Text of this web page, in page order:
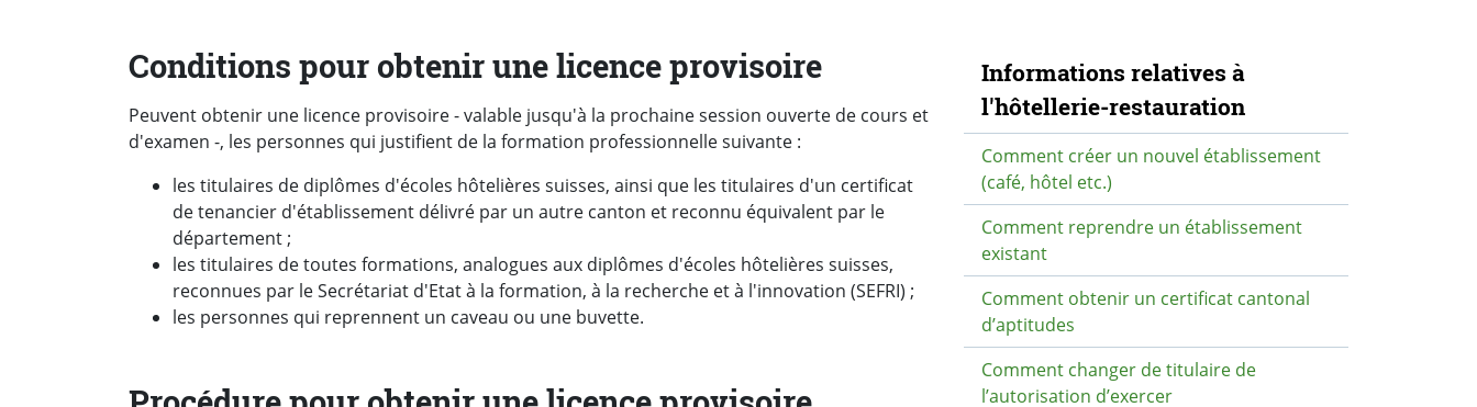
Conditions pour obtenir une licence provisoire
Peuvent obtenir une licence provisoire - valable jusqu'à la prochaine session ouverte de cours et
d'examen -, les personnes qui justifient de la formation professionnelle suivante :
les titulaires de diplômes d'écoles hôtelières suisses, ainsi que les titulaires d'un certificat
de tenancier d'établissement délivré par un autre canton et reconnu équivalent par le
département ;
les titulaires de toutes formations, analogues aux diplômes d'écoles hôtelières suisses,
reconnues par le Secrétariat d'Etat à la formation, à la recherche et à l'innovation (SEFRI) ;
les personnes qui reprennent un caveau ou une buvette.
Navigation secondaire
Informations relatives à
l'hôtellerie-restauration
Comment créer un nouvel établissement
(café, hôtel etc.)
Comment reprendre un établissement
existant
Comment obtenir un certificat cantonal
d’aptitudes
Comment changer de titulaire de
l’autorisation d’exercer